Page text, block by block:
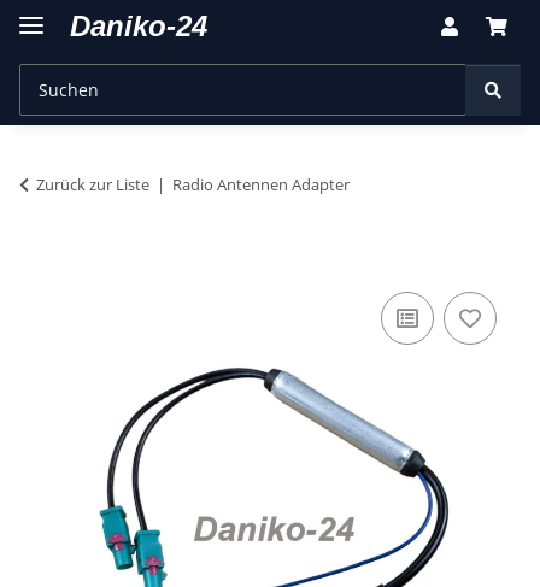
Zurück zur Liste Radio Antennen Adapter